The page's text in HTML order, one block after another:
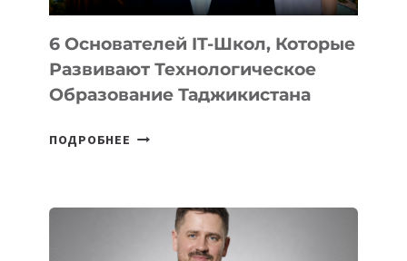
6 Основателей IT-Школ, Которые
Развивают Технологическое
Образование Таджикистана
ПОДРОБНЕЕ
КОТОРЫЕ
РАЗВИВАЮТ